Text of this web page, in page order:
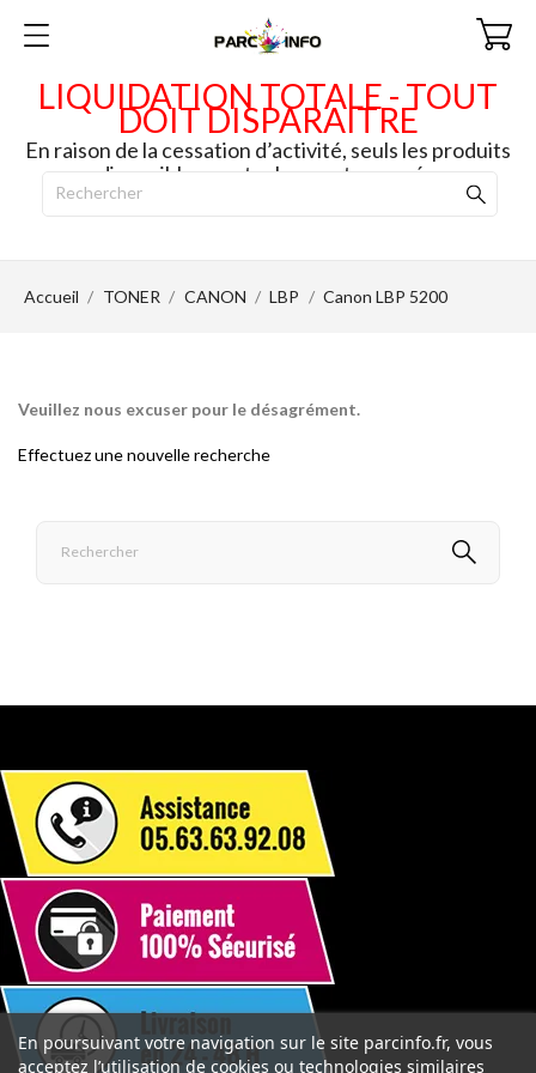
LIQUIDATION TOTALE - TOUT
DOIT DISPARAITRE
En raison de la cessation d’activité, seuls les produits
disponibles en stock seront envoyés.
Accueil TONER CANON LBP Canon LBP 5200
Veuillez nous excuser pour le désagrément.
Effectuez une nouvelle recherche
En poursuivant votre navigation sur le site parcinfo.fr, vous
acceptez l’utilisation de cookies ou technologies similaires